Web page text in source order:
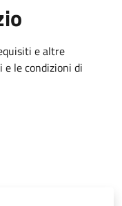
e altre
le condizioni di